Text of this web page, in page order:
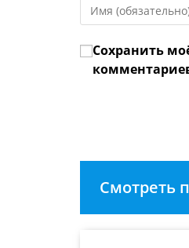
свое
или
имя
Сохранить
Смотреть